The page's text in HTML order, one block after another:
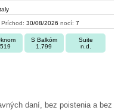
Príchod: 30/08/2026 nocí: 7
S Balkóm
1.799
Suite
n.d.
daní, bez poistenia a bez